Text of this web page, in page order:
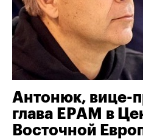
Антонюк, вице-
глава EPAM в
Восточной